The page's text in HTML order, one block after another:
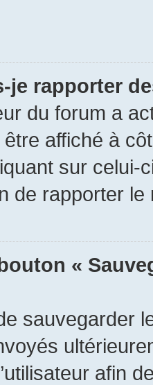
je rapporter
du forum a
affiché à
sur
de rapporter le
«
sauvegarder
afin